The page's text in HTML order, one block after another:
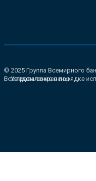
© 2025 Группа Всемирного
Все права сохранены.
Уведомление о порядке